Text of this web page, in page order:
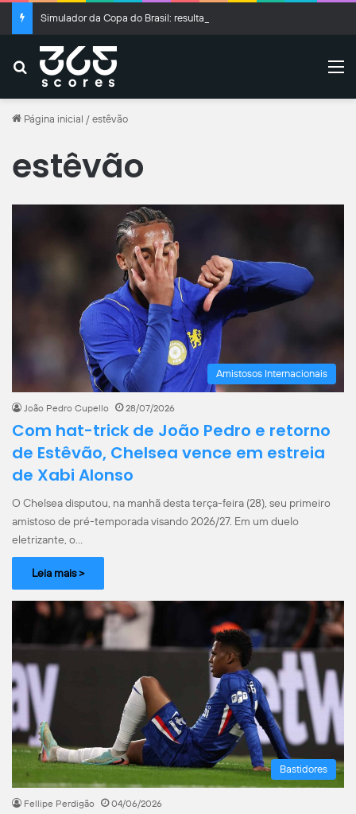
Simulador da Copa do Brasil: resultados das oitavas de final
Buscar
Página inicial / estêvão
estêvão
Amistosos Internacionais
João Pedro Cupello 28/07/2026
Com hat-trick de João Pedro e retorno
de Estêvão, Chelsea vence em estreia
de Xabi Alonso
O Chelsea disputou, na manhã desta terça-feira (28), seu primeiro
amistoso de pré-temporada visando 2026/27. Em um duelo
eletrizante, o…
Leia mais >
Bastidores
Fellipe Perdigão 04/06/2026